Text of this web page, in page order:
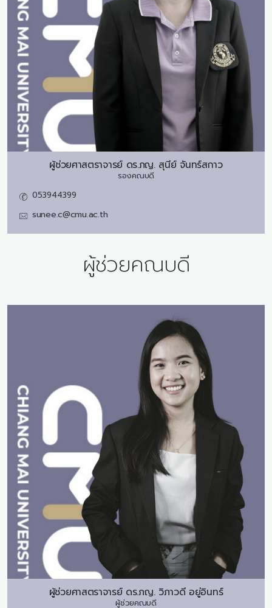
ผู้ช่วยศาสตราจารย์ ดร.ภญ. สุนีย์ จันทร์สกาว
รองคณบดี
053944399
sunee.c@cmu.ac.th
ผู้ช่วยคณบดี
ผู้ช่วยศาสตราจารย์ ดร.ภญ. วิภาวดี อยู่อินทร์
ผู้ช่วยคณบดี